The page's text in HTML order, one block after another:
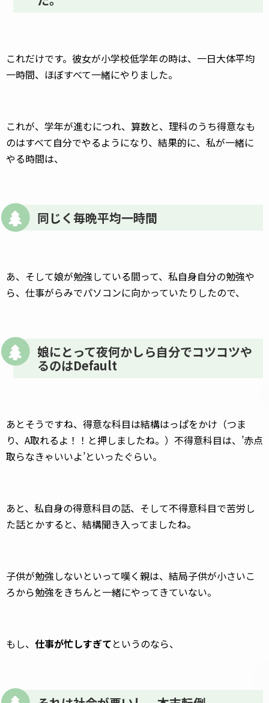
これだけです。彼女が小学校低学年の時は、一日大体平均
一時間、ほぼすべて一緒にやりました。
これが、学年が進むにつれ、算数と、理科のうち得意なも
のはすべて自分でやるようになり、結果的に、私が一緒に
やる時間は、
同じく毎晩平均一時間
あ、そして娘が勉強している間って、私自身自分の勉強や
ら、仕事がらみでパソコンに向かっていたりしたので、
娘にとって夜何かしら自分でコツコツや
るのはDefault
あとそうですね、得意な科目は結構はっぱをかけ（つま
り、A取れるよ！！と押しましたね。）不得意科目は、’赤点
取らなきゃいいよ’といったぐらい。
あと、私自身の得意科目の話、そして不得意科目で苦労し
た話とかすると、結構聞き入ってましたね。
子供が勉強しないといって嘆く親は、結局子供が小さいこ
ろから勉強をきちんと一緒にやってきていない。
もし、 仕事が忙しすぎてというのなら、